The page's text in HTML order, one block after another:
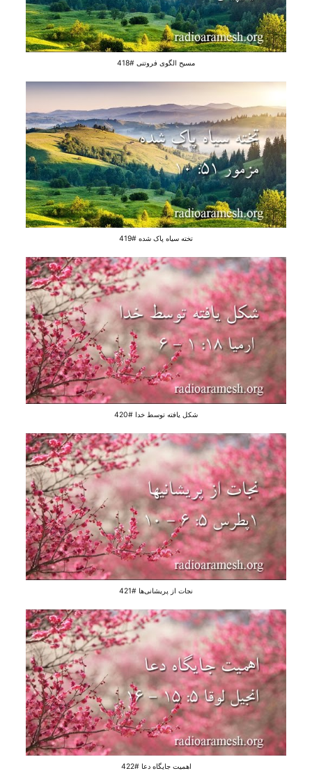
مسیح الگوی فروتنی #418
تخته سیاه پاک شده #419
شکل یافته توسط خدا #420
نجات از پریشانی‌ها #421
اهمیت جایگاه دعا #422